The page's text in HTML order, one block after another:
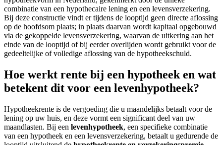
combinatie van een hypothecaire lening en een levensverzekering.
Bij deze constructie vindt er tijdens de looptijd geen directe aflossing
op de hoofdsom plaats; in plaats daarvan wordt kapitaal opgebouwd
via de gekoppelde levensverzekering, waarvan de uitkering aan het
einde van de looptijd of bij eerder overlijden wordt gebruikt voor de
gedeeltelijke of volledige aflossing van de hypotheekschuld.
Hoe werkt rente bij een hypotheek en wat
betekent dit voor een levenhypotheek?
Hypotheekrente is de vergoeding die u maandelijks betaalt voor de
lening op uw huis, en deze vormt een significant deel van uw
maandlasten. Bij een levenhypotheek, een specifieke combinatie
van een hypotheek en een levensverzekering, betaalt u gedurende de